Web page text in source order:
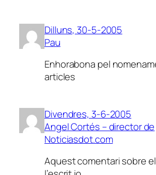
Dilluns, 30-5-2005
Pau
Enhorabona pel
articles
Divendres, 3-6-2005
Angel Cortés – director de
Noticiasdot.com
Aquest comentari sobre